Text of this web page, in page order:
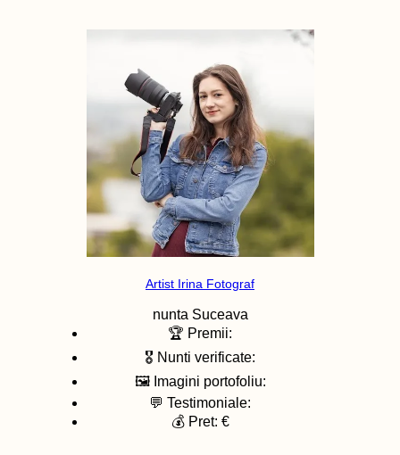
Artist Irina Fotograf
nunta Suceava
🏆 Premii:
🎖️ Nunti verificate:
🖼️ Imagini portofoliu:
💬 Testimoniale:
💰 Pret: €